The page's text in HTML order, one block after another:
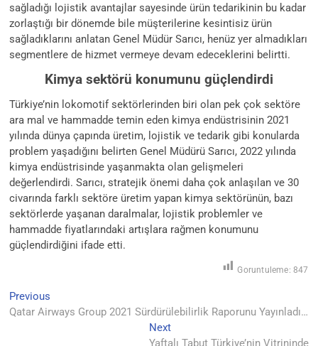
sağladığı lojistik avantajlar sayesinde ürün tedarikinin bu kadar
zorlaştığı bir dönemde bile müşterilerine kesintisiz ürün
sağladıklarını anlatan Genel Müdür Sarıcı, henüz yer almadıkları
segmentlere de hizmet vermeye devam edeceklerini belirtti.
Kimya sektörü konumunu güçlendirdi
Türkiye’nin lokomotif sektörlerinden biri olan pek çok sektöre
ara mal ve hammadde temin eden kimya endüstrisinin 2021
yılında dünya çapında üretim, lojistik ve tedarik gibi konularda
problem yaşadığını belirten Genel Müdürü Sarıcı, 2022 yılında
kimya endüstrisinde yaşanmakta olan gelişmeleri
değerlendirdi. Sarıcı, stratejik önemi daha çok anlaşılan ve 30
civarında farklı sektöre üretim yapan kimya sektörünün, bazı
sektörlerde yaşanan daralmalar, lojistik problemler ve
hammadde fiyatlarındaki artışlara rağmen konumunu
güçlendirdiğini ifade etti.
Goruntuleme: 847
Yazı
gezinmesi
Previous
post:
Qatar Airways Group 2021 Sürdürülebilirlik Raporunu Yayınladı…
NextNext
post:
Yaftalı Tabut Türkiye’nin Vitrininde